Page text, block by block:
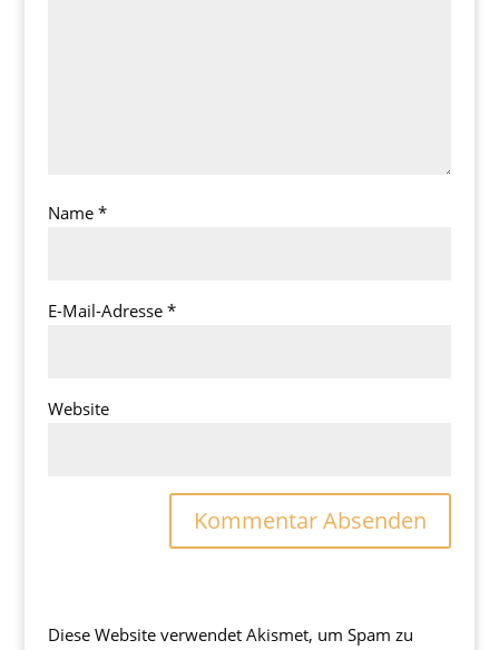
Name *
E-Mail-Adresse *
Website
Diese Website verwendet Akismet, um Spam zu